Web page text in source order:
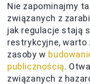
Nie zapominajmy
związanych z
jak regulacje stają
restrykcyjne, warto
zasoby w
publicznością.
związanych z